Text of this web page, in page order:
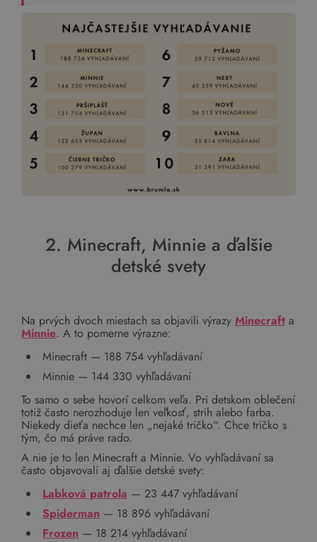
2. Minecraft, Minnie a ďalšie
detské svety
Na prvých dvoch miestach sa objavili výrazy Minecraft a
Minnie. A to pomerne výrazne:
Minecraft — 188 754 vyhľadávaní
Minnie — 144 330 vyhľadávaní
To samo o sebe hovorí celkom veľa. Pri detskom oblečení
totiž často nerozhoduje len veľkosť, strih alebo farba.
Niekedy dieťa nechce len „nejaké tričko“. Chce tričko s
tým, čo má práve rado.
A nie je to len Minecraft a Minnie. Vo vyhľadávaní sa
často objavovali aj ďalšie detské svety:
Labková patrola — 23 447 vyhľadávaní
Spiderman — 18 896 vyhľadávaní
Frozen — 18 214 vyhľadávaní